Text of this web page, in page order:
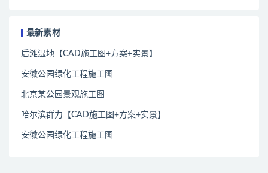
最新素材
后滩湿地【CAD施工图+方案+实景】
安徽公园绿化工程施工图
北京某公园景观施工图
哈尔滨群力【CAD施工图+方案+实景】
安徽公园绿化工程施工图